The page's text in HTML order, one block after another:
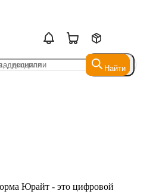
Найти
Найти
Юрайт - это цифровой